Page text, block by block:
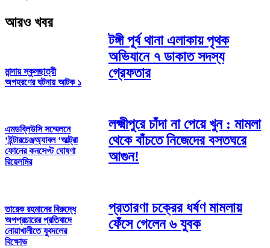
আরও খবর
মান্দায় স্কুলছাত্রী
অপহরণের ঘটনায় আটক ১
এমডব্লিউসি সম্মেলনে
‘ইন্টারচেঞ্জঅ্যাবল ‘আল্ট্রা
ফোনের কনসেপ্ট ঘোষণা
রিয়েলমির
তারেক রহমানের বিরুদ্ধে
অপপ্রচারের প্রতিবাদে
নোয়াখালীতে যুবদলের
বিক্ষোভ
টঙ্গী পূর্ব থানা এলাকায় পৃথক
অভিযানে ৭ ডাকাত সদস্য
গ্রেফতার
লক্ষ্মীপুরে চাঁদা না পেয়ে খুন : মামলা
থেকে বাঁচতে নিজেদের বসতঘরে
আগুন!
প্রতারণা চক্রের ধর্ষণ মামলায়
ফেঁসে গেলেন ৬ যুবক